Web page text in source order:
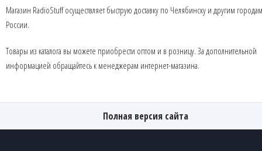
Магазин RadioStuff осуществляет быструю доставку по Челябинску и другим городам
России.
Товары из каталога вы можете приобрести оптом и в розницу. За дополнительной
информацией обращайтесь к менеджерам интернет-магазина.
Полная версия сайта